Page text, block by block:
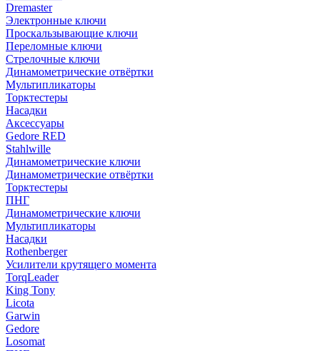
Dremaster
Электронные ключи
Проскальзывающие ключи
Переломные ключи
Стрелочные ключи
Динамометрические отвёртки
Мультипликаторы
Торктестеры
Насадки
Аксессуары
Gedore RED
Stahlwille
Динамометрические ключи
Динамометрические отвёртки
Торктестеры
ПНГ
Динамометрические ключи
Мультипликаторы
Насадки
Rothenberger
Усилители крутящего момента
TorqLeader
King Tony
Licota
Garwin
Gedore
Losomat